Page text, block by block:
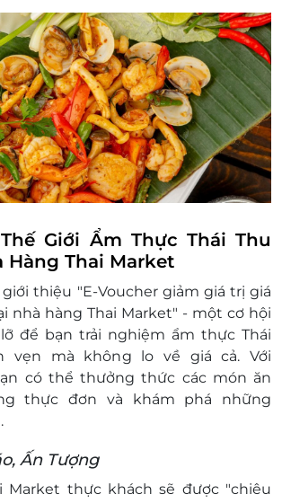
Q. Thủ Đức, HCM
3, Lô T8 Trung tâm thương mại
Mall, số 01 đường số 17A, P. Bình Trị
B, Bình Tân
Xích Long, Phường 02, Quận
HCM
07, K2-05 và K2-06, Trung tâm
mại E-mart Gò Vấp, 366 Phan
Phường 5, Quận Gò Vấp, Thành
Hòa, Trung Hòa, Cầu Giấy, Hà
1 Stellar Garden, 35 Lê Văn Thiêm,
Thanh Xuân, Hà Nội
Vạn Hạnh, Phường Hòa Hưng, TP
Minh, Việt Nam,
Tầng 1 Trung Tâm Thương Mại
Mega Mall Smart City, Khu vực ô
CCTP1, Khu đô thị mới Tây Mỗ - Đại
Vinhomes Park, Phường Tây Mỗ,
phố Hà Nội, Việt Nam
- 05 Tầng L3, Trung Tâm Thương
Vincom Mega Mall Royal Island
Giới Ẩm Thực Thái Thu
Hàng Thai Market
thiệu "E-Voucher giảm giá trị giá
nhà hàng Thai Market" - một cơ hội
để bạn trải nghiệm ẩm thực Thái
vẹn mà không lo về giá cả. Với
có thể thưởng thức các món ăn
thực đơn và khám phá những
Ấn Tượng
Market thực khách sẽ được "chiêu